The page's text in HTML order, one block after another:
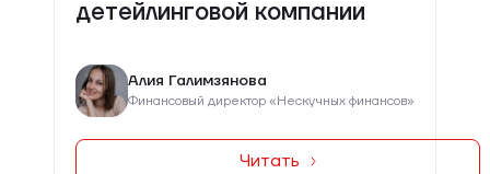
детейлинговой компании
Алия Галимзянова
Финансовый директор «Нескучных финансов»
Читать